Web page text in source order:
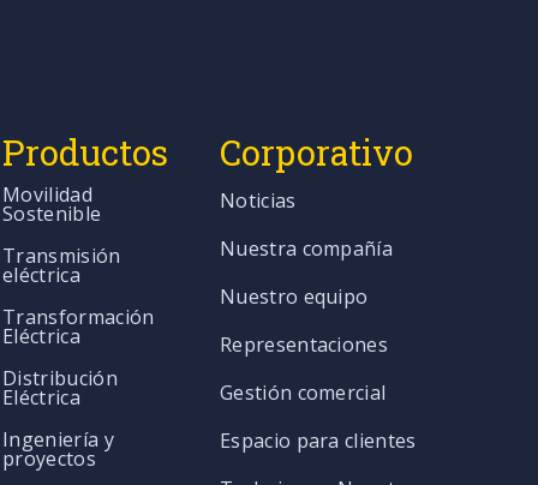
Productos
Movilidad
Sostenible
Transmisión
eléctrica
Transformación
Eléctrica
Distribución
Eléctrica
Ingeniería y
proyectos
Corporativo
Noticias
Nuestra compañía
Nuestro equipo
Representaciones
Gestión comercial
Espacio para clientes